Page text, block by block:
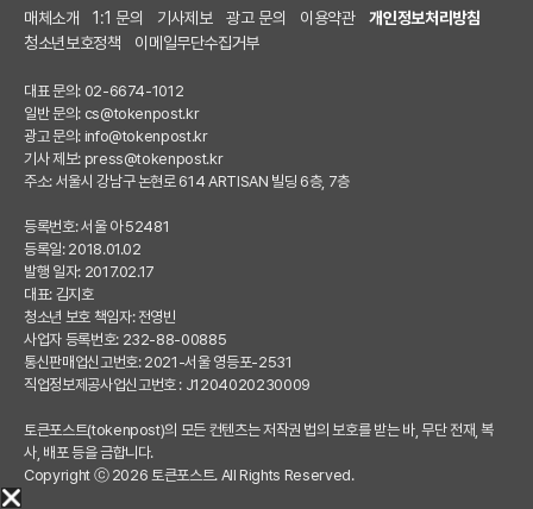
매체소개 1:1 문의 기사제보 광고 문의 이용약관
개인정보처리방침
청소년보호정책
이메일무단수집거부
대표 문의: 02-6674-1012
일반 문의: cs@tokenpost.kr
광고 문의: info@tokenpost.kr
기사 제보: press@tokenpost.kr
주소: 서울시 강남구 논현로 614 ARTISAN 빌딩 6층, 7층
등록번호: 서울 아 52481
등록일: 2018.01.02
발행 일자: 2017.02.17
대표: 김지호
청소년 보호 책임자: 전영빈
사업자 등록번호: 232-88-00885
통신판매업신고번호: 2021-서울 영등포-2531
직업정보제공사업신고번호 : J1204020230009
토큰포스트(tokenpost)의 모든 컨텐츠는 저작권 법의 보호를 받는 바, 무단 전재, 복
사, 배포 등을 금합니다.
Copyright ⓒ 2026 토큰포스트. All Rights Reserved.